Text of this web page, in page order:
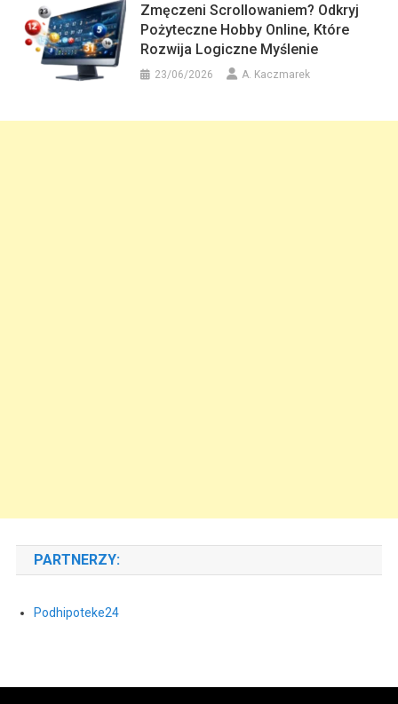
Zmęczeni Scrollowaniem? Odkryj
Pożyteczne Hobby Online, Które
Rozwija Logiczne Myślenie
23/06/2026 A. Kaczmarek
PARTNERZY:
Podhipoteke24